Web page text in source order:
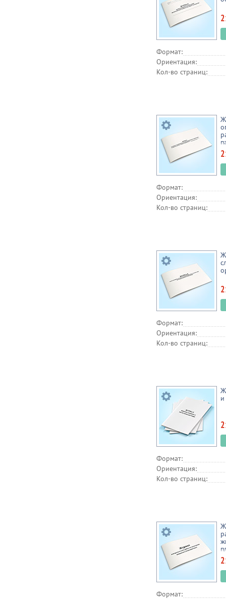
Формат:
Ориентация:
Кол-во страниц:
Формат:
Ориентация:
Кол-во страниц:
Формат:
Ориентация:
Кол-во страниц:
и
Формат:
Ориентация:
Кол-во страниц:
Формат: